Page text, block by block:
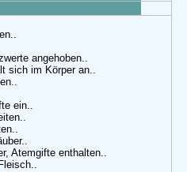
angehoben..
sich im Körper an..
ein..
Atemgifte enthalten..